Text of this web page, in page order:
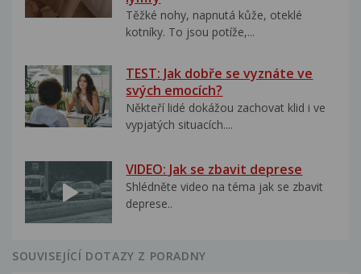
Těžké nohy, napnutá kůže, oteklé
kotníky. To jsou potíže,...
TEST: Jak dobře se vyznáte ve
svých emocích?
Někteří lidé dokážou zachovat klid i ve
vypjatých situacích....
VIDEO: Jak se zbavit deprese
Shlédněte video na téma jak se zbavit
deprese..
SOUVISEJÍCÍ DOTAZY Z PORADNY